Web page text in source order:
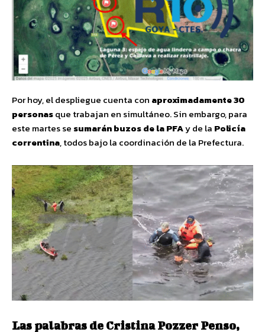
Por hoy, el despliegue cuenta con aproximadamente 30
personasque trabajan en simultáneo. Sin embargo, para
este martes se sumarán buzos de la PFAy de la Policía
correntina, todos bajo la coordinación de la Prefectura.
Las palabras de Cristina Pozzer Penso,